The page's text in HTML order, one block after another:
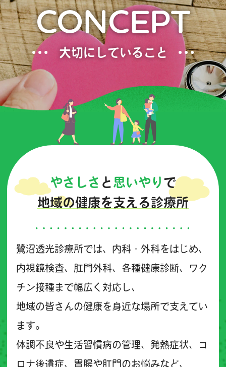
CONCEPT
大切にしていること
やさしさ と 思いやり で
地域の健康を支える診療所
鷺沼透光診療所では、内科・外科をはじめ、
内視鏡検査、肛門外科、各種健康診断、ワク
チン接種まで幅広く対応し、
地域の皆さんの健康を身近な場所で支えてい
ます。
体調不良や生活習慣病の管理、発熱症状、コ
ロナ後遺症、胃腸や肛門のお悩みなど、